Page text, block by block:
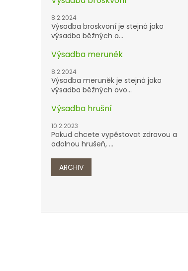
8.2.2024
Výsadba broskvoní je stejná jako
výsadba běžných o...
Výsadba meruněk
8.2.2024
Výsadba meruněk je stejná jako
výsadba běžných ovo...
Výsadba hrušní
10.2.2023
Pokud chcete vypěstovat zdravou a
odolnou hrušeň, ...
ARCHIV